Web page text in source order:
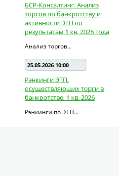
БСР-Консалтинг: Анализ
торгов по банкротству и
активности ЭТП по
результатам 1 кв. 2026 года
Анализ торгов...
25.05.2026 10:00
Рэнкинги ЭТП,
осуществляющих торги в
банкротстве, 1 кв. 2026
Рэнкинги по ЭТП...